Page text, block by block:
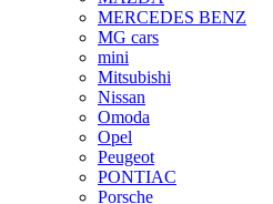
MERCEDES BENZ
MG cars
mini
Mitsubishi
Nissan
Omoda
Opel
Peugeot
PONTIAC
Porsche